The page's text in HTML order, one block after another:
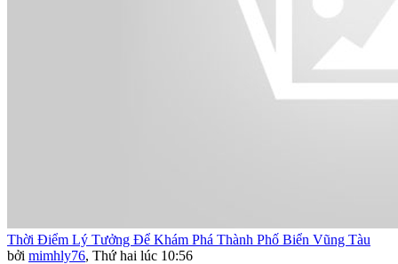
Thời Điểm Lý Tưởng Để Khám Phá Thành Phố Biển Vũng Tàu
bởi mimhly76, Thứ hai lúc 10:56